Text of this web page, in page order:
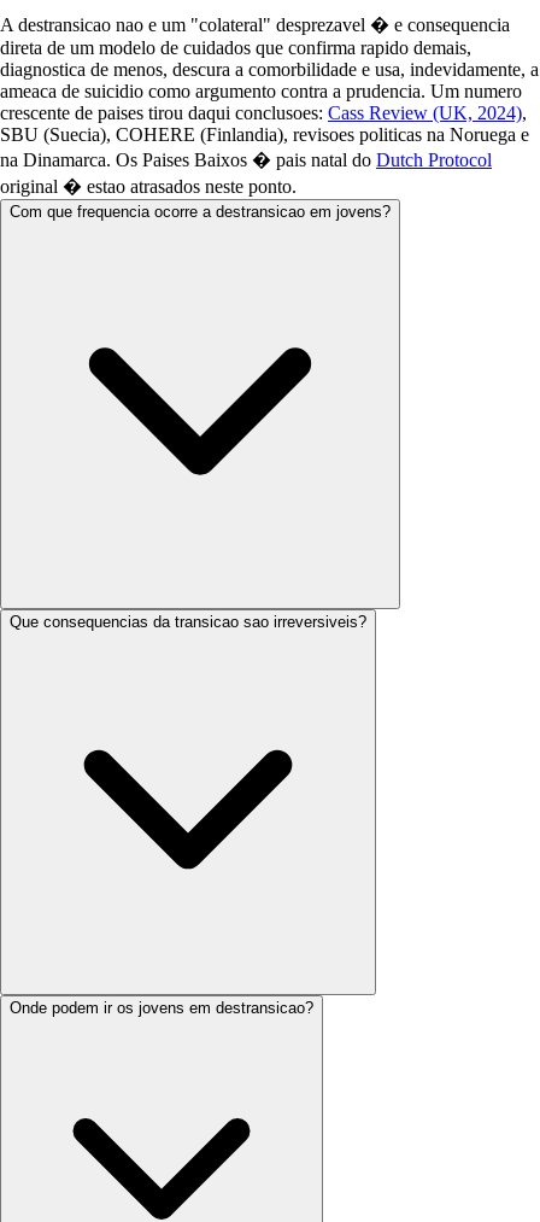
A destransicao nao e um "colateral" desprezavel � e consequencia
direta de um modelo de cuidados que confirma rapido demais,
diagnostica de menos, descura a comorbilidade e usa, indevidamente, a
ameaca de suicidio como argumento contra a prudencia. Um numero
crescente de paises tirou daqui conclusoes: Cass Review (UK, 2024),
SBU (Suecia), COHERE (Finlandia), revisoes politicas na Noruega e
na Dinamarca. Os Paises Baixos � pais natal do Dutch Protocol
original � estao atrasados neste ponto.
Com que frequencia ocorre a destransicao em jovens?
Que consequencias da transicao sao irreversiveis?
Onde podem ir os jovens em destransicao?